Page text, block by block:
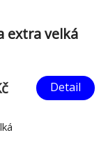
extra velká
Detail